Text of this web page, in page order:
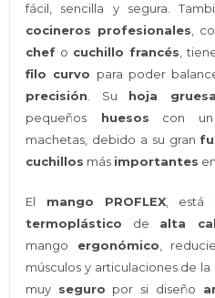
fácil, sencilla y segura.
cocineros profesionales,
chef o cuchillo francés,
filo curvo para poder
precisión. Su hoja gruesa
pequeños huesos con un
machetas, debido a su gran
cuchillos más importantes
El mango PROFLEX, está
termoplástico de alta
mango ergonómico,
músculos y articulaciones de la
muy seguro por si diseño